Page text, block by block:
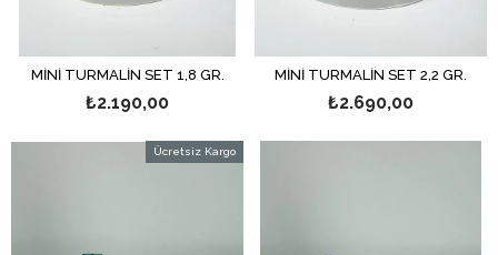
MİNİ TURMALİN SET 1,8 GR.
₺2.190,00
MİNİ TURMALİN SET 2,2 GR.
₺2.690,00
Ücretsiz Kargo